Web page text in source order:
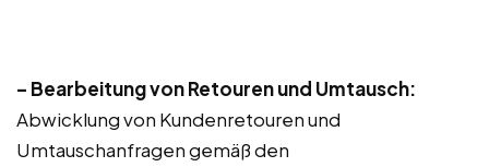
– Bearbeitung von Retouren und Umtausch:
Abwicklung von Kundenretouren und
Umtauschanfragen gemäß den